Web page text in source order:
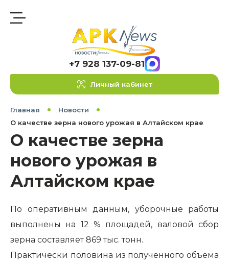
+7 928 137-09-81
Личный кабинет
Главная
Новости
О качестве зерна нового урожая в Алтайском крае
О качестве зерна
нового урожая в
Алтайском крае
По оперативным данным, уборочные работы
выполнены на 12 % площадей, валовой сбор
зерна составляет 869 тыс. тонн.
Практически половина из полученного объема